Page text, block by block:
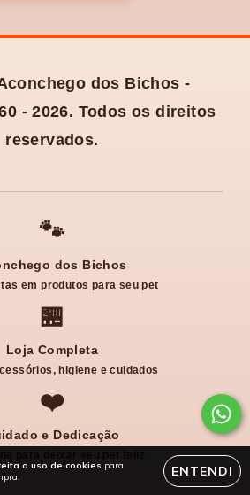
o uso de cookies para
ENTENDI
dos Bichos -
- 2026. Todos os direitos
reservados.
🐾
dos Bichos
em produtos para seu pet
🏪
Loja Completa
higiene e cuidados
❤️
e Dedicação